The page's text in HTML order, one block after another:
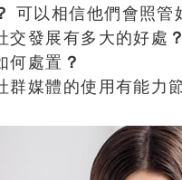
可以相信他們會照管
交發展有多大的好處 ？
何處置 ？
群媒體的使用有能力